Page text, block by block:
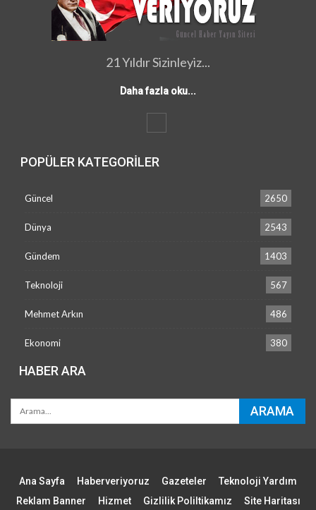
21 Yıldır Sizinleyiz...
Daha fazla oku...
POPÜLER KATEGORILER
Güncel 2650
Dünya 2543
Gündem 1403
Teknoloji 567
Mehmet Arkın 486
Ekonomi 380
HABER ARA
Ana Sayfa Haberveriyoruz Gazeteler
Teknoloji Yardım
Reklam Banner
Hizmet Gizlilik Poliltikamız Site Haritası